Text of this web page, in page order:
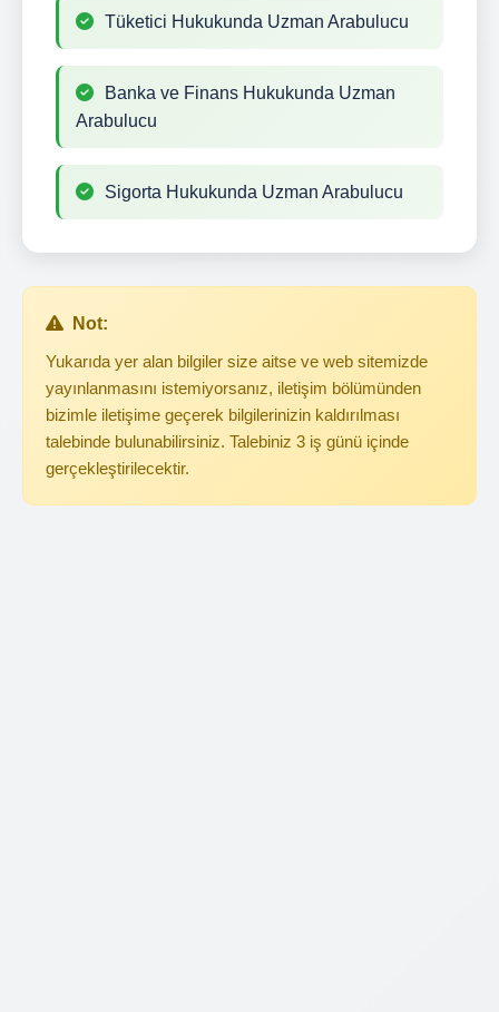
Tüketici Hukukunda Uzman Arabulucu
Banka ve Finans Hukukunda Uzman
Arabulucu
Sigorta Hukukunda Uzman Arabulucu
Not:
Yukarıda yer alan bilgiler size aitse ve web sitemizde
yayınlanmasını istemiyorsanız, iletişim bölümünden
bizimle iletişime geçerek bilgilerinizin kaldırılması
talebinde bulunabilirsiniz. Talebiniz 3 iş günü içinde
gerçekleştirilecektir.